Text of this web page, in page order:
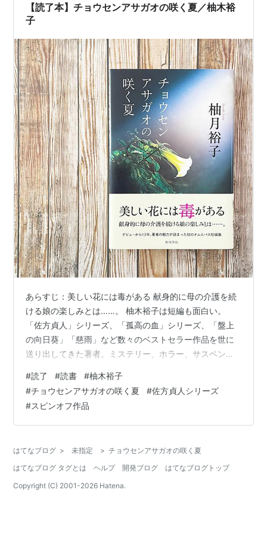
【読了本】チョウセンアサガオの咲く夏／柚木裕
子
あらすじ：美しい花には毒がある 献身的に母の介護を続
ける娘の楽しみとは……。 柚木裕子は短編も面白い。
「佐方貞人」シリーズ、「孤高の血」シリーズ、「盤上
の向日葵」「慈雨」など数々のベストセラー作品を世に
送り出してきた著者。ミステリー、ホラー、サスペン
た、初のオムニバス短編集。「佐方貞人」シリーズスピ
ンオフ「ヒーロー」収録。 ー【引用・楽天ブックス】
books.rakuten.co.jp ☆━━━━━━━━━━━━━━━━━━━☆ □チョ
ウセンアサガオの咲く夏/柚月裕子 感想：初のオムニバス
まっ…
#読了 #読書 #柚木裕子
#チョウセンアサガオの咲く夏 #佐方貞人シリーズ
#スピンオフ作品
はてなブログ > 未指定 > チョウセンアサガオの咲く夏
はてなブログ タグとは
ヘルプ 開発ブログ
はてなブログトップ
Copyright (C) 2001-2026 Hatena.